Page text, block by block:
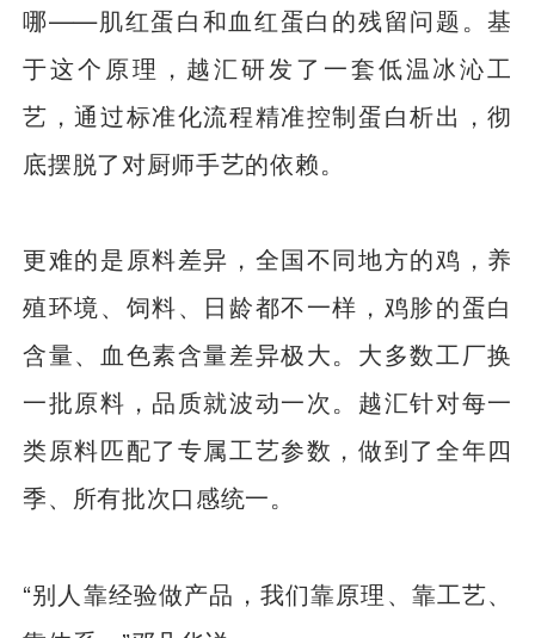
哪——肌红蛋白和血红蛋白的残留问题。基
于这个原理，越汇研发了一套低温冰沁工
艺，通过标准化流程精准控制蛋白析出，彻
底摆脱了对厨师手艺的依赖。
更难的是原料差异，全国不同地方的鸡，养
殖环境、饲料、日龄都不一样，鸡胗的蛋白
含量、血色素含量差异极大。大多数工厂换
一批原料，品质就波动一次。越汇针对每一
类原料匹配了专属工艺参数，做到了全年四
季、所有批次口感统一。
“别人靠经验做产品，我们靠原理、靠工艺、